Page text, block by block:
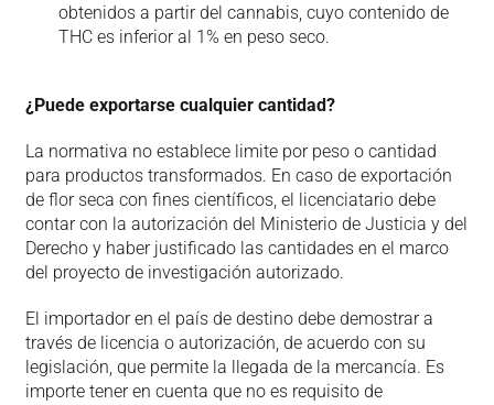
obtenidos a partir del cannabis, cuyo contenido de
THC es inferior al 1% en peso seco.
¿Puede exportarse cualquier cantidad?
La normativa no establece limite por peso o cantidad
para productos transformados. En caso de exportación
de flor seca con fines científicos, el licenciatario debe
contar con la autorización del Ministerio de Justicia y del
Derecho y haber justificado las cantidades en el marco
del proyecto de investigación autorizado.
El importador en el país de destino debe demostrar a
través de licencia o autorización, de acuerdo con su
legislación, que permite la llegada de la mercancía. Es
importe tener en cuenta que no es requisito de